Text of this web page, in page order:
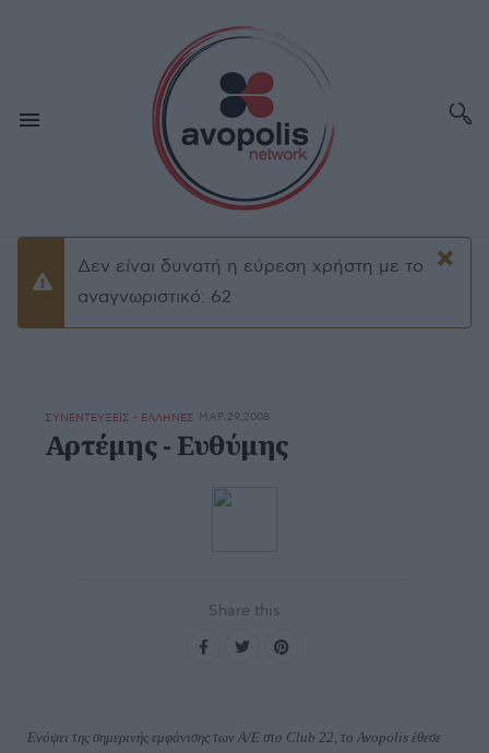
×
Προειδοποίσηση
Δεν είναι δυνατή η εύρεση χρήστη με το
αναγνωριστικό: 62
ΣΥΝΕΝΤΕΥΞΕΙΣ - ΕΛΛΗΝΕΣ ΜΑΡ 29,2008
Αρτέμης - Ευθύμης
Share this
Ενόψει της σημερινής εμφάνισης των Α/Ε στο Club 22 , το Avopolis έθεσε